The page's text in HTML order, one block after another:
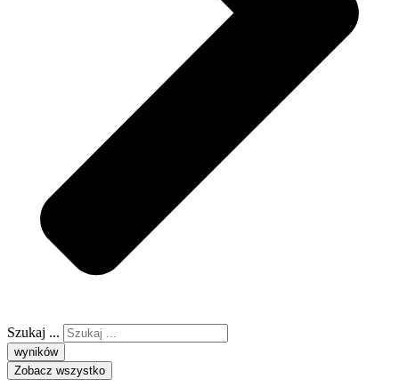
Szukaj ...
wyników
Zobacz wszystko